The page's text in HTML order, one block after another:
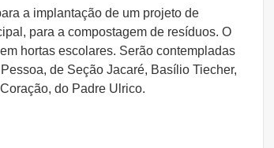
a implantação de um projeto de
para a compostagem de resíduos. O
hortas escolares. Serão contempladas
de Seção Jacaré, Basílio Tiecher,
do Padre Ulrico.